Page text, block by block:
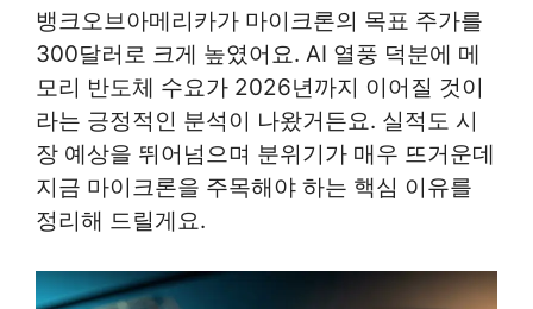
뱅크오브아메리카가 마이크론의 목표 주가를
300달러로 크게 높였어요. AI 열풍 덕분에 메
모리 반도체 수요가 2026년까지 이어질 것이
라는 긍정적인 분석이 나왔거든요. 실적도 시
장 예상을 뛰어넘으며 분위기가 매우 뜨거운데
지금 마이크론을 주목해야 하는 핵심 이유를
정리해 드릴게요.